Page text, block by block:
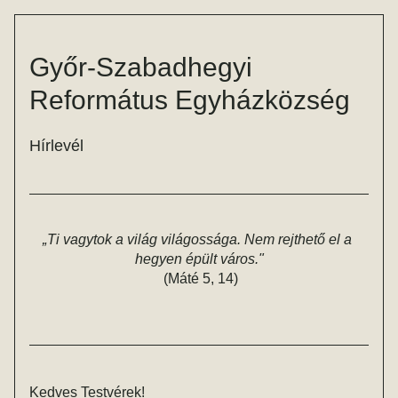
Győr-Szabadhegyi
Református Egyházközség
Hírlevél
„Ti vagytok a világ világossága. Nem rejthető el a
hegyen épült város."
(Máté 5, 14)
Kedves Testvérek!